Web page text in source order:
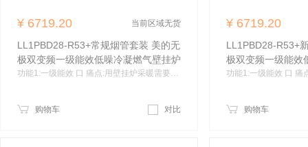
¥ 6719.20 当前区域无货
LL1PBD28-R53+常规烟管套装 美的无
极双变频一级能效低噪冷凝燃气壁挂炉
天然气采暖炉
功能1:一级能效 口 痛点:用壁挂炉采暖需要长期运行，每月的燃气费也是一笔不少的开支。 口优势:美的R53壁挂炉搭载冷凝式烟气热量回收技术，通过主换热器和冷凝换热器，进行两次热量回收，提高热效率，实现一级能效，节能省气高达15%口 利益:每月节省更多的燃气费，一年下来对比二级能效壁挂炉节省一个小家电，采暖沐浴低负担。 功能2:分段微火 口 痛点:常规壁挂炉一到夏天就会忽冷忽热，非常影响使用体验。口 优势:美的R53壁挂炉搭载分段燃烧技术，最小功率低至4.5KW。夏天进水温度比
购物车 对比
¥ 6719.20
LL1PBD28-R53+
极双变频一级能效
天然气采暖炉
购物车